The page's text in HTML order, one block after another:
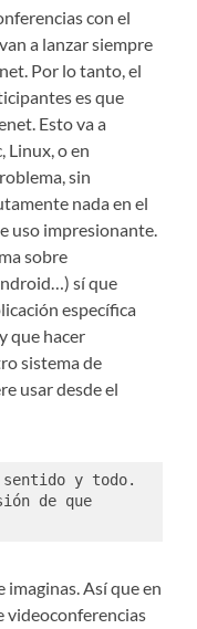
con el
a lanzar siempre
Por lo tanto, el
es que
Esto va a
Linux, o en
sin
nada en el
uso impresionante.
sobre
sí que
específica
que hacer
sistema de
usar desde el
y todo.
de que
imaginas. Así que en
videoconferencias